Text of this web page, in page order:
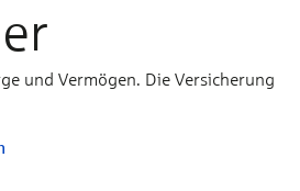
und Vermögen. Die Versicherung